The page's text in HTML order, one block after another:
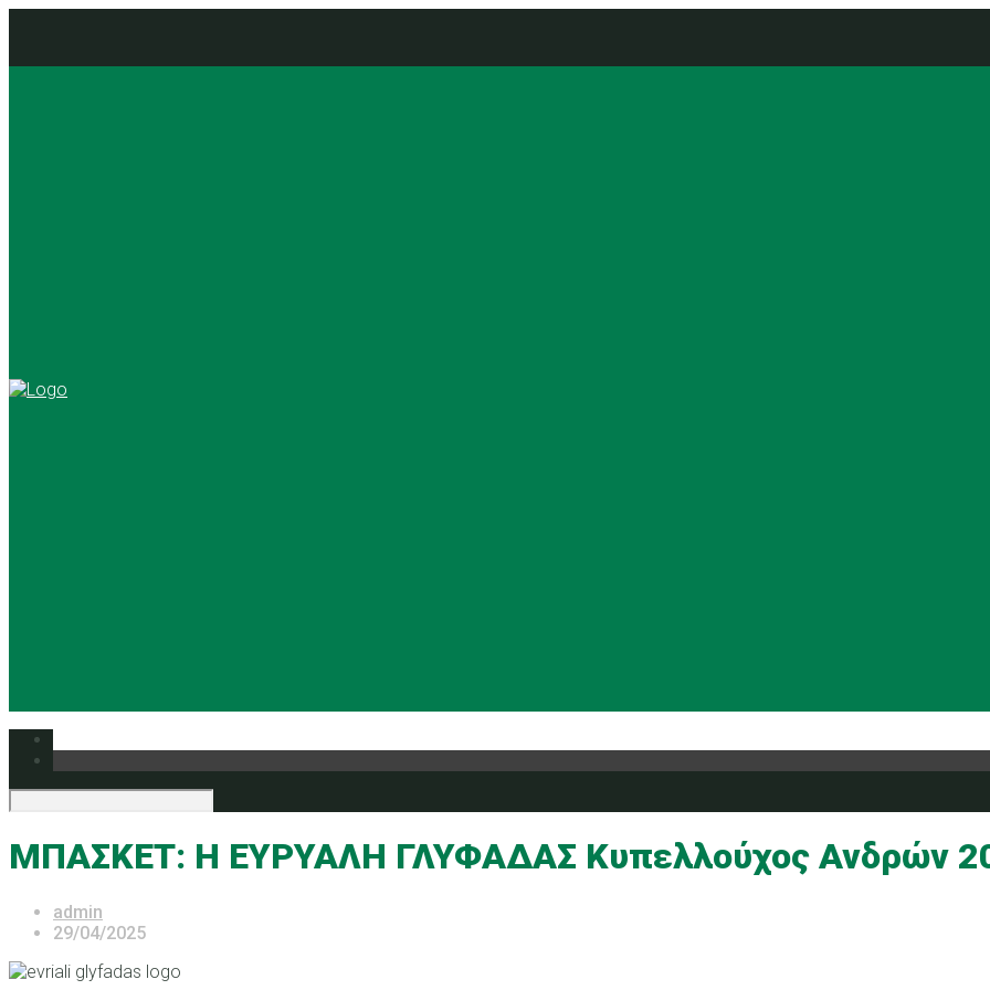
ΜΠΑΣΚΕΤ: Η ΕΥΡΥΑΛΗ ΓΛΥΦΑΔΑΣ Κυπελλούχος Ανδρών
admin
29/04/2025